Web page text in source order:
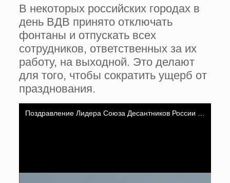
В некоторых российских городах в
день ВДВ принято отключать
фонтаны и отпускать всех
сотрудников, ответственных за их
работу, на выходной. Это делают
для того, чтобы сократить ущерб от
празднования.